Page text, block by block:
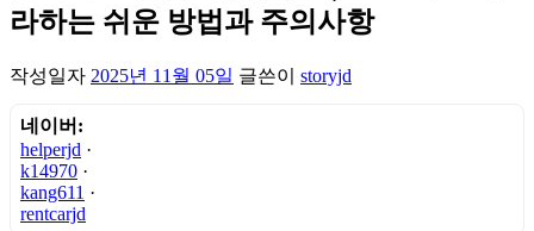
라하는 쉬운 방법과 주의사항
작성일자 2025년 11월 05일 글쓴이 storyjd
네이버:
helperjd ·
k14970 ·
kang611 ·
rentcarjd